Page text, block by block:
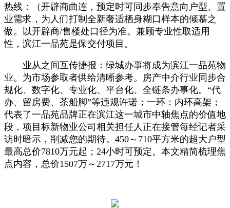
热线：（开辟商曲连，预定时可同步奉告意向户型、置
业需求，为人们打制全新奢适栖身糊口样本的倾慕之
做。以开辟商/售楼处口径为准。兼顾专业性取适用
性，滨江一品苑是保交付项目。
业从之间互传捷报：绿城办事将成为滨江一品苑物
业。为市场参取者供给清晰参考。房产中介行业同步合
规化、数字化、专业化、平台化、全链条办事化。“代
办、留房费、茶船脚”等违规许诺；一环：内环高架；
代表了一品苑品牌正在滨江这一城市中轴焦点的价值地
段，项目标新物业公司相关担任人正在接管每经记者采
访时暗示，削减您的期待。450～710平方米的超大户型
最高总价7810万元起；24小时可预定。本文精简梳理焦
点内容，总价1507万～2717万元！